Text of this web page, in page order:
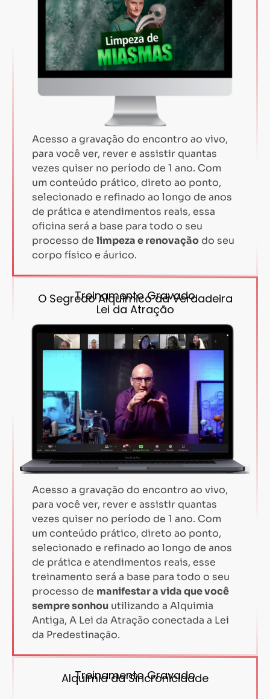
Acesso a gravação do encontro ao vivo,
para você ver, rever e assistir quantas
vezes quiser no período de 1 ano. Com
um conteúdo prático, direto ao ponto,
selecionado e refinado ao longo de anos
de prática e atendimentos reais, essa
oficina será a base para todo o seu
processo de limpeza e renovaçãodo seu
corpo físico e áurico.
Treinamento Gravado
O Segredo Alquímico da Verdadeira
Lei da Atração
Acesso a gravação do encontro ao vivo,
para você ver, rever e assistir quantas
vezes quiser no período de 1 ano. Com
um conteúdo prático, direto ao ponto,
selecionado e refinado ao longo de anos
de prática e atendimentos reais, esse
treinamento será a base para todo o seu
processo de manifestar a vida que você
sempre sonhou utilizando a Alquimia
Antiga, A Lei da Atração conectada a Lei
da Predestinação.
Treinamento Gravado
Alquimia da Sincronicidade